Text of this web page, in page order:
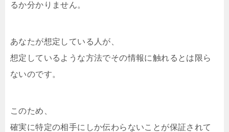
るか分かりません。
あなたが想定している人が、
想定しているような方法でその情報に触れるとは限ら
ないのです。
このため、
確実に特定の相手にしか伝わらないことが保証されて